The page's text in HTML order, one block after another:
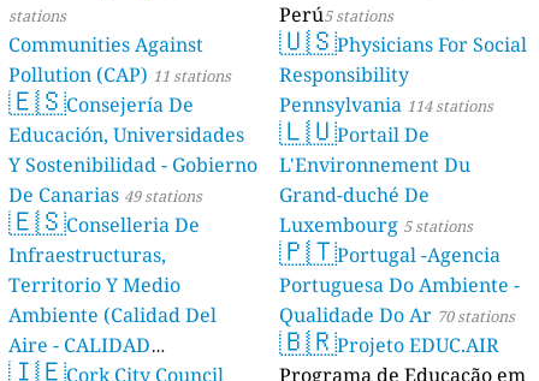
stations
Communities Against
Pollution (CAP) 11 stations
🇪🇸Consejería De
Educación, Universidades
Y Sostenibilidad - Gobierno
De Canarias 49 stations
🇪🇸Conselleria De
Infraestructuras,
Territorio Y Medio
Ambiente (Calidad Del
Aire - CALIDAD
AMBIENTAL) 23 stations
🇮🇪Cork City Council
Perú5 stations
🇺🇸Physicians For Social
Responsibility
Pennsylvania 114 stations
🇱🇺Portail De
L'Environnement Du
Grand-duché De
Luxembourg 5 stations
🇵🇹Portugal -Agencia
Portuguesa Do Ambiente -
Qualidade Do Ar 70 stations
🇧🇷Projeto EDUC.AIR
Programa de Educação em